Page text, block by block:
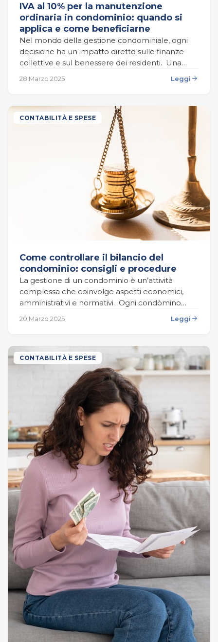
IVA al 10% per la manutenzione
ordinaria in condominio: quando si
applica e come beneficiarne
Nel mondo della gestione condominiale, ogni
decisione ha un impatto diretto sulle finanze
collettive e sul benessere dei residenti. Una
28 Marzo 2025 Leggi arrow_forward
CONTABILITÀ E SPESE
Come controllare il bilancio del
condominio: consigli e procedure
La gestione di un condominio è un’attività
complessa che coinvolge aspetti economici,
amministrativi e normativi. Ogni condòmino
con il pagamento delle spese condominiali, ma
20 Marzo 2025 Leggi arrow_forward
CONTABILITÀ E SPESE